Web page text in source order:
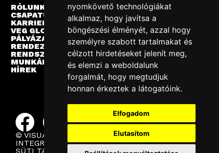
nyomkövető technológiákat
alkalmaz, hogy javítsa a
böngészési élményét, azzal hogy
személyre szabott tartalmakat és
célzott hirdetéseket jelenít meg,
és elemzi a weboldalunk
forgalmát, hogy megtudjuk
honnan érkeztek a látogatóink.
Elfogadom
Elutasítom
RÓLUNK
CSAPATUNK
KARRIER
VEG GLOBAL
PÁLYÁZATOK
RENDEZVÉNYEK
RENDSZERINTEGRÁCIÓ
MUNKÁINK
HÍREK
© VISUAL EUROPE GROUP 2025
INTEGRÁLT POLITIKA
SÜTI TÁJÉKOZTATÓ